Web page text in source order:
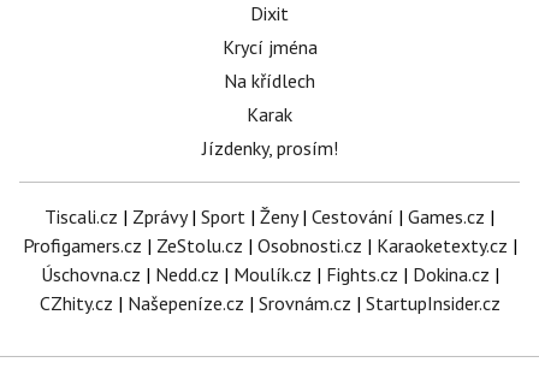
Dixit
Krycí jména
Na křídlech
Karak
Jízdenky, prosím!
Tiscali.cz | Zprávy| Sport | Ženy| Cestování | Games.cz |
Profigamers.cz | ZeStolu.cz | Osobnosti.cz | Karaoketexty.cz |
Úschovna.cz | Nedd.cz | Moulík.cz | Fights.cz | Dokina.cz |
CZhity.cz | Našepeníze.cz | Srovnám.cz | StartupInsider.cz